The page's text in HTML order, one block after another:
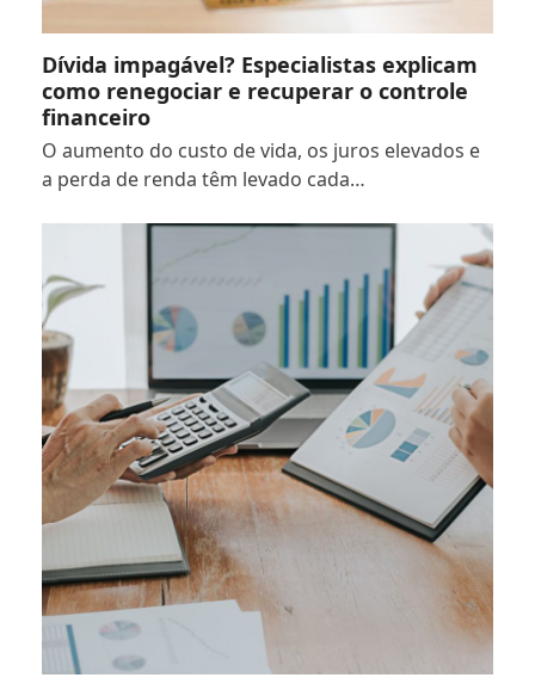
Dívida impagável? Especialistas explicam
como renegociar e recuperar o controle
financeiro
O aumento do custo de vida, os juros elevados e
a perda de renda têm levado cada…